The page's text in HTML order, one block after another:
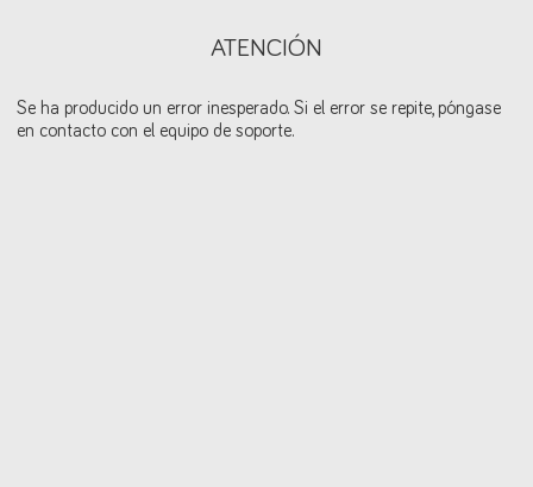
ATENCIÓN
Se ha producido un error inesperado. Si el error se repite, póngase
en contacto con el equipo de soporte.